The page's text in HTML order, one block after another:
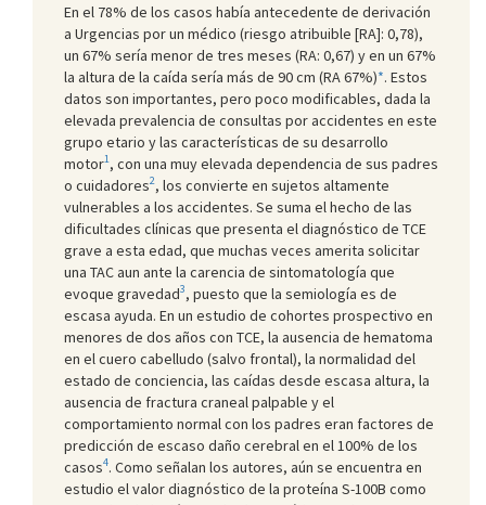
En el 78% de los casos había antecedente de derivación
a Urgencias por un médico (riesgo atribuible [RA]: 0,78),
un 67% sería menor de tres meses (RA: 0,67) y en un 67%
la altura de la caída sería más de 90 cm (RA 67%)*. Estos
datos son importantes, pero poco modificables, dada la
elevada prevalencia de consultas por accidentes en este
grupo etario y las características de su desarrollo
motor1, con una muy elevada dependencia de sus padres
o cuidadores2, los convierte en sujetos altamente
vulnerables a los accidentes. Se suma el hecho de las
dificultades clínicas que presenta el diagnóstico de TCE
grave a esta edad, que muchas veces amerita solicitar
una TAC aun ante la carencia de sintomatología que
evoque gravedad3, puesto que la semiología es de
escasa ayuda. En un estudio de cohortes prospectivo en
menores de dos años con TCE, la ausencia de hematoma
en el cuero cabelludo (salvo frontal), la normalidad del
estado de conciencia, las caídas desde escasa altura, la
ausencia de fractura craneal palpable y el
comportamiento normal con los padres eran factores de
predicción de escaso daño cerebral en el 100% de los
casos4. Como señalan los autores, aún se encuentra en
estudio el valor diagnóstico de la proteína S-100B como